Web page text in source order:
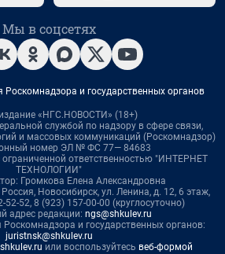
Мы в соцсетях
Роскомнадзора и государственных органов
«НГС.НОВОСТИ» (18+)
службой по надзору в сфере связи,
и массовых коммуникаций (Роскомнадзор)
номер ЭЛ № ФС 77— 84683
ответственностью "ИНТЕРНЕТ
ТЕХНОЛОГИИ"
Громкова Елена Александровна
Новосибирск, ул. Ленина, д. 12, 6 этаж,
52, 8 (923) 157-00-00 (круглосуточно)
адрес редакции: ngs@shkulev.ru
и государственных органов:
juristnsk@shkulev.ru
или воспользуйтесь веб-формой